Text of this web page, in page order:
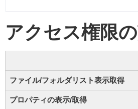
アクセス権限
ファイル/フォルダリスト表示取得
プロパティの表示/取得